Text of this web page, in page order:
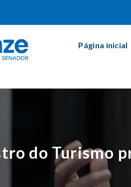
Página inicial
do Turismo